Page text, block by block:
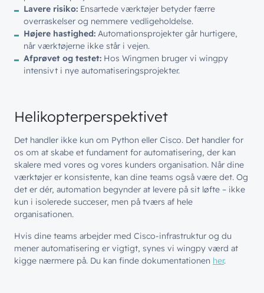
Hvad vi gør
Hvem vi er
Cases
Netværk
Sikkerhed
Cloud & AI
Splunk
Møderum
Kontaktcenter
Om wingmen
Job & Karriere
Bæredygtighed
// PART OF WINGMEN
Nyheder & presse
Vidensdeling
Events
Webinarer
Lavere risiko: Ensartede værktøjer betyder færre
overraskelser og nemmere vedligeholdelse.
Højere hastighed: Automationsprojekter går hurtigere,
når værktøjerne ikke står i vejen.
Afprøvet og testet: Hos Wingmen bruger vi wingpy
intensivt i nye automatiseringsprojekter.
Helikopterperspektivet
Det handler ikke kun om Python eller Cisco. Det handler for
os om at skabe et fundament for automatisering, der kan
skalere med vores og vores kunders organisation. Når dine
værktøjer er konsistente, kan dine teams også være det. Og
det er dér, automation begynder at levere på sit løfte – ikke
kun i isolerede succeser, men på tværs af hele
organisationen.
Hvis dine teams arbejder med Cisco-infrastruktur og du
mener automatisering er vigtigt, synes vi wingpy værd at
kigge nærmere på. Du kan finde dokumentationen her.